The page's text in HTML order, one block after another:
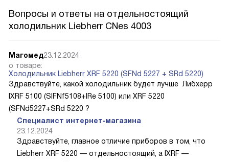
Вопросы и ответы на отдельностоящий
холодильник Liebherr CNes 4003
Магомед23.12.2024
о товаре:
Холодильник Liebherr XRF 5220 (SFNd 5227 + SRd 5220)
Здравствуйте, какой холодильник будет лучше Либхерр
IXRF 5100 (SIFNf5108+IRe 5100) или XRF 5220
(SFNd5227+SRd 5220 ?
Специалист интернет-магазина
23.12.2024
Здравствуйте, главное отличие приборов в том, что
Liebherr XRF 5220 — отдельностоящий, а IXRF —